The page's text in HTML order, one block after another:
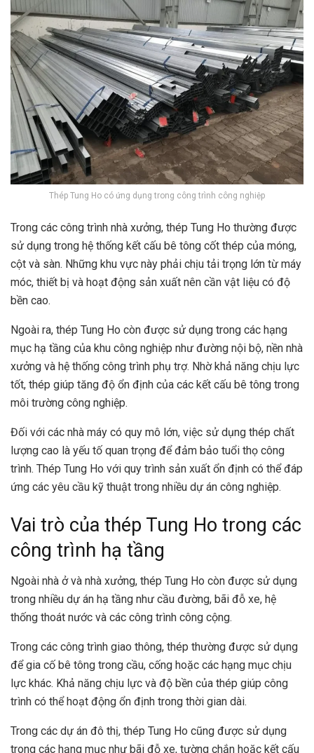
Thép Tung Ho có ứng dụng trong công trình công nghiệp
Trong các công trình nhà xưởng, thép Tung Ho thường được
sử dụng trong hệ thống kết cấu bê tông cốt thép của móng,
cột và sàn. Những khu vực này phải chịu tải trọng lớn từ máy
móc, thiết bị và hoạt động sản xuất nên cần vật liệu có độ
bền cao.
Ngoài ra, thép Tung Ho còn được sử dụng trong các hạng
mục hạ tầng của khu công nghiệp như đường nội bộ, nền nhà
xưởng và hệ thống công trình phụ trợ. Nhờ khả năng chịu lực
tốt, thép giúp tăng độ ổn định của các kết cấu bê tông trong
môi trường công nghiệp.
Đối với các nhà máy có quy mô lớn, việc sử dụng thép chất
lượng cao là yếu tố quan trọng để đảm bảo tuổi thọ công
trình. Thép Tung Ho với quy trình sản xuất ổn định có thể đáp
ứng các yêu cầu kỹ thuật trong nhiều dự án công nghiệp.
Vai trò của thép Tung Ho trong các
công trình hạ tầng
Ngoài nhà ở và nhà xưởng, thép Tung Ho còn được sử dụng
trong nhiều dự án hạ tầng như cầu đường, bãi đỗ xe, hệ
thống thoát nước và các công trình công cộng.
Trong các công trình giao thông, thép thường được sử dụng
để gia cố bê tông trong cầu, cống hoặc các hạng mục chịu
lực khác. Khả năng chịu lực và độ bền của thép giúp công
trình có thể hoạt động ổn định trong thời gian dài.
Trong các dự án đô thị, thép Tung Ho cũng được sử dụng
trong các hạng mục như bãi đỗ xe, tường chắn hoặc kết cấu